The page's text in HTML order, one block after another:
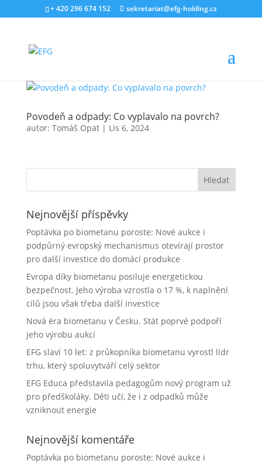
+ 420 296 674 152 sekretariat@efg-holding.cz
Povodeň a odpady: Co vyplavalo na povrch?
autor: Tomáš Opat| Lis 6, 2024
Nejnovější příspěvky
Poptávka po biometanu poroste: Nové aukce i
podpůrný evropský mechanismus otevírají prostor
pro další investice do domácí produkce
Evropa díky biometanu posiluje energetickou
bezpečnost. Jeho výroba vzrostla o 17 %, k naplnění
cílů jsou však třeba další investice
Nová éra biometanu v Česku. Stát poprvé podpoří
jeho výrobu aukcí
EFG slaví 10 let: z průkopníka biometanu vyrostl lídr
trhu, který spoluvytváří celý sektor
EFG Educa představila pedagogům nový program už
pro předškoláky. Děti učí, že i z odpadků může
vzniknout energie
Nejnovější komentáře
Poptávka po biometanu poroste: Nové aukce i